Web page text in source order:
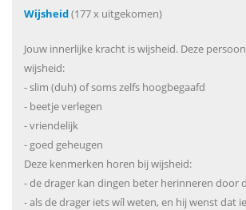
Wijsheid(177 x uitgekomen)
Jouw innerlijke kracht is wijsheid. Deze
wijsheid:
- slim (duh) of soms zelfs hoogbegaafd
- beetje verlegen
- vriendelijk
- goed geheugen
Deze kenmerken horen bij wijsheid:
- de drager kan dingen beter herinneren door
- als de drager iets wíl weten, en hij wenst dat